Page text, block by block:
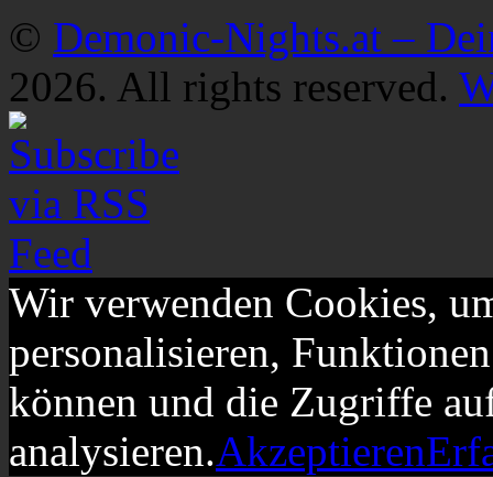
© Demonic-Nights.at –
2026. All rights reserved.
Wir verwenden Cookies,
personalisieren,
können und die Zugriffe
analysieren.Akzeptieren